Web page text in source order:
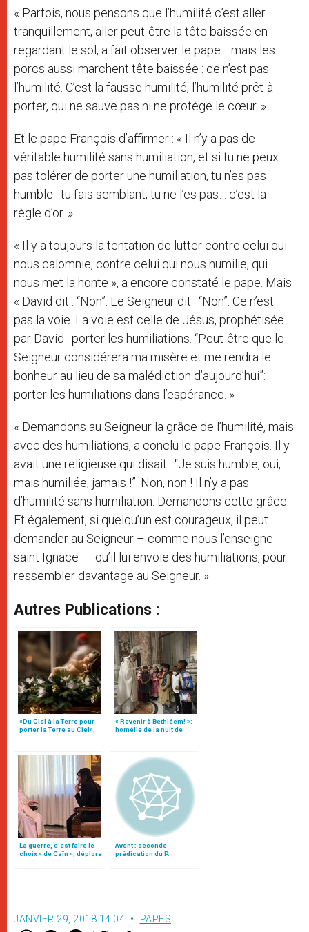
« Parfois, nous pensons que l’humilité c’est aller
tranquillement, aller peut-être la tête baissée en
regardant le sol, a fait observer le pape… mais les
porcs aussi marchent tête baissée : ce n’est pas
l’humilité. C’est la fausse humilité, l’humilité prêt-à-
porter, qui ne sauve pas ni ne protège le cœur. »
Et le pape François d’affirmer : « Il n’y a pas de
véritable humilité sans humiliation, et si tu ne peux
pas tolérer de porter une humiliation, tu n’es pas
humble : tu fais semblant, tu ne l’es pas… c’est la
règle d’or. »
« Il y a toujours la tentation de lutter contre celui qui
nous calomnie, contre celui qui nous humilie, qui
nous met la honte », a encore constaté le pape. Mais
« David dit : “Non”. Le Seigneur dit : “Non”. Ce n’est
pas la voie. La voie est celle de Jésus, prophétisée
par David : porter les humiliations. “Peut-être que le
Seigneur considérera ma misère et me rendra le
bonheur au lieu de sa malédiction d’aujourd’hui”:
porter les humiliations dans l’espérance. »
« Demandons au Seigneur la grâce de l’humilité, mais
avec des humiliations, a conclu le pape François. Il y
avait une religieuse qui disait : “Je suis humble, oui,
mais humiliée, jamais !”. Non, non ! Il n’y a pas
d’humilité sans humiliation. Demandons cette grâce.
Et également, si quelqu’un est courageux, il peut
demander au Seigneur – comme nous l’enseigne
saint Ignace – qu’il lui envoie des humiliations, pour
ressembler davantage au Seigneur. »
Autres Publications :
«Du Ciel à la Terre pour
porter la Terre au Ciel»,
« Revenir à Bethléem! »:
homélie de la nuit de
Noël (texte complet)
La guerre, c’est faire le
choix « de Caïn », déplore
Avent : seconde
prédication du P.
JANVIER 29, 2018 14:04 PAPES